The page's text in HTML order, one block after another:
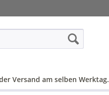
Versand am selben Werktag.